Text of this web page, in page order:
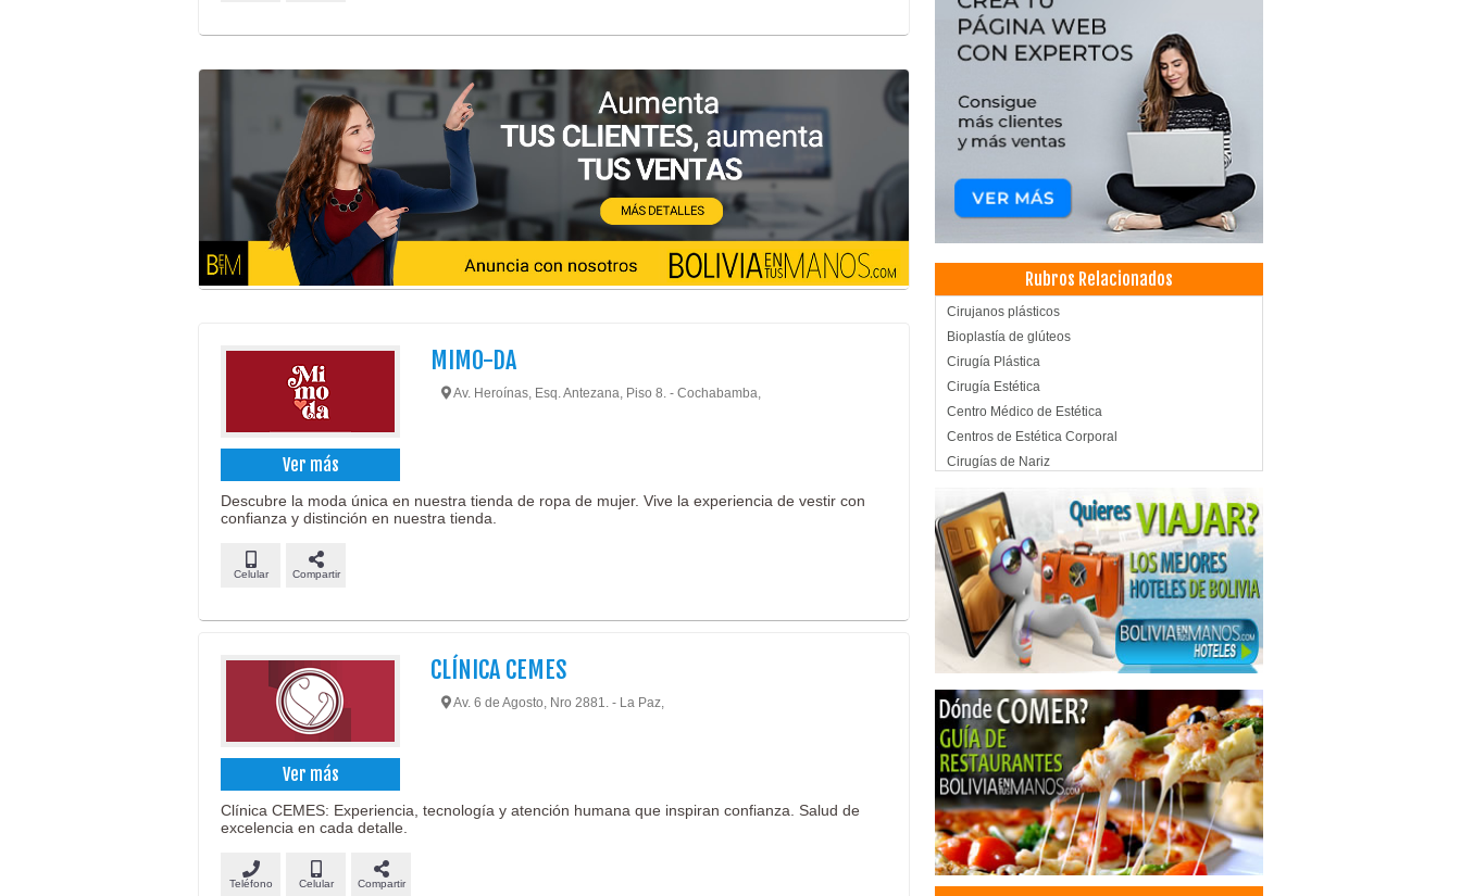
Ver más
MIMO-DA
Av. Heroínas, Esq. Antezana, Piso 8. - Cochabamba,
Descubre la moda única en nuestra tienda de ropa de mujer. Vive la experiencia de vestir con
confianza y distinción en nuestra tienda.
Celular Compartir
Ver más
CLÍNICA CEMES
Av. 6 de Agosto, Nro 2881. - La Paz,
Clínica CEMES: Experiencia, tecnología y atención humana que inspiran confianza. Salud de
excelencia en cada detalle.
Teléfono Celular Compartir
Rubros Relacionados
Cirujanos plásticos
Bioplastía de glúteos
Cirugía Plástica
Cirugía Estética
Centro Médico de Estética
Centros de Estética Corporal
Cirugías de Nariz
Estética Corporal
Glúteos
Lipoescultura laser
Lipofilling
Lipoaspiración
Liposucción
Lipotransferencia
Médicos Cirujanos Plásticos, Estéticos y
Reparadores
Rinoplastia
Cirugia Plástica / Estética
Clínicas Privadas
Salud: Centros Médicos
Salud: Clínicas
Alitas de Pollo
Comida Rápida